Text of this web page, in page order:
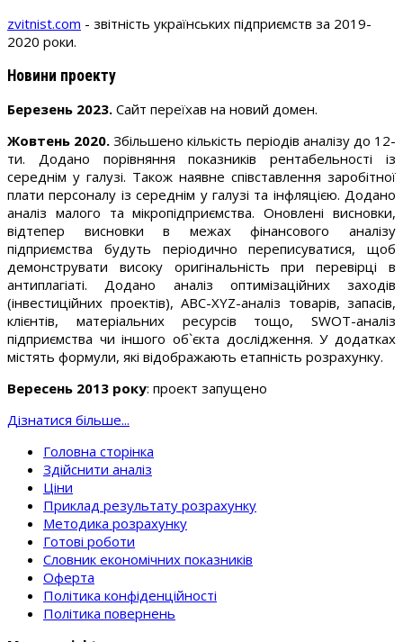
zvitnist.com - звітність українських підприємств за 2019-
2020 роки.
Новини проекту
Березень 2023. Сайт переїхав на новий домен.
Жовтень 2020.Збільшено кількість періодів аналізу до 12-
ти. Додано порівняння показників рентабельності із
середнім у галузі. Також наявне співставлення заробітної
плати персоналу із середнім у галузі та інфляцією. Додано
аналіз малого та мікропідприємства. Оновлені висновки,
відтепер висновки в межах фінансового аналізу
підприємства будуть періодично переписуватися, щоб
демонструвати високу оригінальність при перевірці в
антиплагіаті. Додано аналіз оптимізаційних заходів
(інвестиційних проектів), ABC-XYZ-аналіз товарів, запасів,
клієнтів, матеріальних ресурсів тощо, SWOT-аналіз
підприємства чи іншого об`єкта дослідження. У додатках
містять формули, які відображають етапність розрахунку.
Вересень 2013 року: проект запущено
Дізнатися більше...
Головна сторінка
Здійснити аналіз
Ціни
Приклад результату розрахунку
Методика розрахунку
Готові роботи
Словник економічних показників
Оферта
Політика конфіденційності
Політика повернень